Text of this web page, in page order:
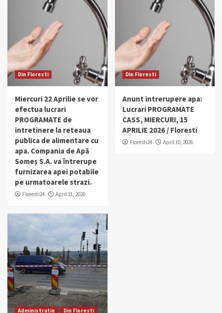
Din Floresti
Miercuri 22 Aprilie se vor
efectua lucrari
PROGRAMATE de
intretinere la reteaua
publica de alimentare cu
apa. Compania de Apă
Someș S.A. va întrerupe
furnizarea apei potabile
pe urmatoarele strazi.
Floresti24 April 21, 2026
Din Floresti
Anunt intrerupere apa:
Lucrari PROGRAMATE
CASS, MIERCURI, 15
APRILIE 2026 / Floresti
Floresti24 April 10, 2026
Administratie Din Floresti